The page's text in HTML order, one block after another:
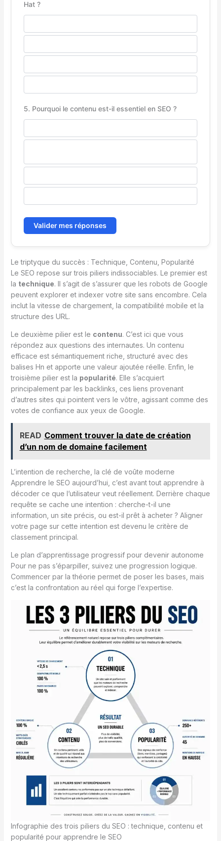
Hat ?
5. Pourquoi le contenu est-il essentiel en SEO ?
Valider mes réponses
Le triptyque du succès : Technique, Contenu, Popularité
Le SEO repose sur trois piliers indissociables. Le premier est
la technique. Il s’agit de s’assurer que les robots de Google
peuvent explorer et indexer votre site sans encombre. Cela
inclut la vitesse de chargement, la compatibilité mobile et la
structure des URL.
Le deuxième pilier est le contenu. C’est ici que vous
répondez aux questions des internautes. Un contenu
efficace est sémantiquement riche, structuré avec des
balises Hn et apporte une valeur ajoutée réelle. Enfin, le
troisième pilier est la popularité. Elle s’acquiert
principalement par les backlinks, ces liens provenant
d’autres sites qui pointent vers le vôtre, agissant comme des
votes de confiance aux yeux de Google.
READ Comment trouver la date de création
d’un nom de domaine facilement
L’intention de recherche, la clé de voûte moderne
Apprendre le SEO aujourd’hui, c’est avant tout apprendre à
décoder ce que l’utilisateur veut réellement. Derrière chaque
requête se cache une intention : cherche-t-il une
information, un site précis, ou est-il prêt à acheter ? Aligner
votre page sur cette intention est devenu le critère de
classement principal.
Le plan d’apprentissage progressif pour devenir autonome
Pour ne pas s’éparpiller, suivez une progression logique.
Commencer par la théorie permet de poser les bases, mais
c’est la confrontation au réel qui forge l’expertise.
Infographie des trois piliers du SEO : technique, contenu et
popularité pour apprendre le SEO